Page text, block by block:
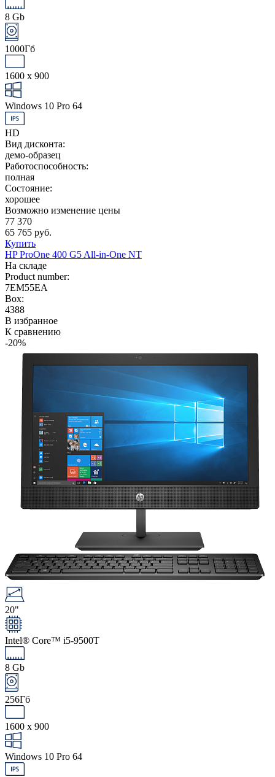
8 Gb
1000Гб
1600 x 900
Windows 10 Pro 64
HD
Вид дисконта:
демо-образец
Работоспособность:
полная
Состояние:
хорошее
Возможно изменение цены
77 370
65 765 руб.
Купить
HP ProOne 400 G5 All-in-One NT
На складе
Product number:
7EM55EA
Box:
4388
В избранное
К сравнению
-20%
20"
Intel® Core™ i5-9500T
8 Gb
256Гб
1600 x 900
Windows 10 Pro 64